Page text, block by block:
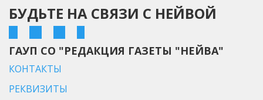
БУДЬТЕ НА СВЯЗИ С НЕЙВОЙ
ГАУП СО "РЕДАКЦИЯ ГАЗЕТЫ "НЕЙВА"
КОНТАКТЫ
РЕКВИЗИТЫ